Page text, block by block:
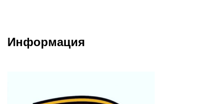
Информация